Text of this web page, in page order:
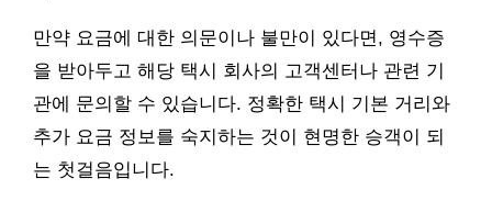
만약 요금에 대한 의문이나 불만이 있다면, 영수증
을 받아두고 해당 택시 회사의 고객센터나 관련 기
관에 문의할 수 있습니다. 정확한 택시 기본 거리와
추가 요금 정보를 숙지하는 것이 현명한 승객이 되
는 첫걸음입니다.